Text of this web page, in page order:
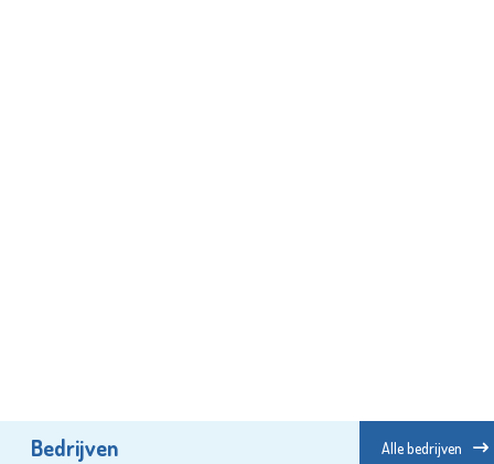
Bedrijven Alle bedrijven